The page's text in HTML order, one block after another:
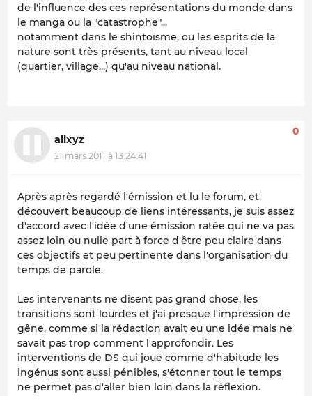
de l'influence des ces représentations du monde dans
le manga ou la "catastrophe"...
notamment dans le shintoïsme, ou les esprits de la
nature sont très présents, tant au niveau local
(quartier, village...) qu'au niveau national.
alixyz
21 mars 2011 à 13:24:41
0
Après après regardé l'émission et lu le forum, et
découvert beaucoup de liens intéressants, je suis assez
d'accord avec l'idée d'une émission ratée qui ne va pas
assez loin ou nulle part à force d'être peu claire dans
ces objectifs et peu pertinente dans l'organisation du
temps de parole.
Les intervenants ne disent pas grand chose, les
transitions sont lourdes et j'ai presque l'impression de
gêne, comme si la rédaction avait eu une idée mais ne
savait pas trop comment l'approfondir. Les
interventions de DS qui joue comme d'habitude les
ingénus sont aussi pénibles, s'étonner tout le temps
ne permet pas d'aller bien loin dans la réflexion.